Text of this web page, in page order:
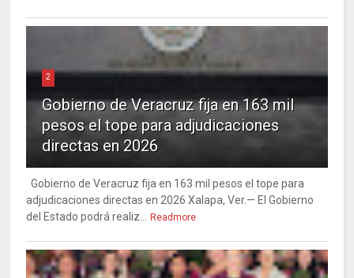
2
Gobierno de Veracruz fija en 163 mil
pesos el tope para adjudicaciones
directas en 2026
Gobierno de Veracruz fija en 163 mil pesos el tope para
adjudicaciones directas en 2026 Xalapa, Ver.— El Gobierno
del Estado podrá realiz...
Readmore